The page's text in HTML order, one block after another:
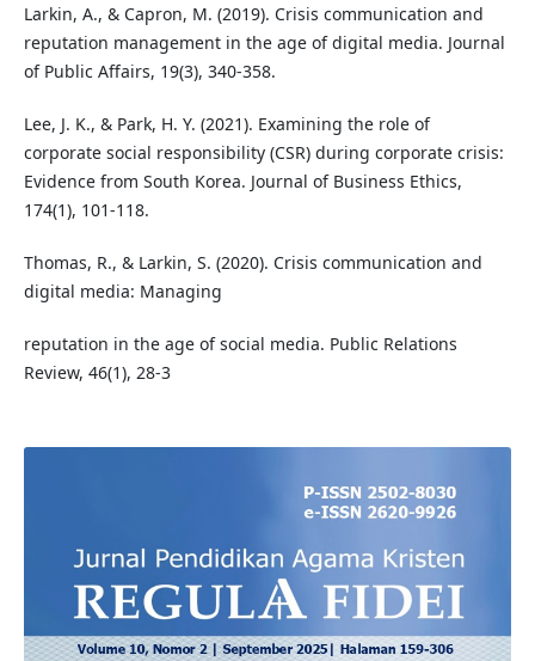
Larkin, A., & Capron, M. (2019). Crisis communication and
reputation management in the age of digital media. Journal
of Public Affairs, 19(3), 340-358.
Lee, J. K., & Park, H. Y. (2021). Examining the role of
corporate social responsibility (CSR) during corporate crisis:
Evidence from South Korea. Journal of Business Ethics,
174(1), 101-118.
Thomas, R., & Larkin, S. (2020). Crisis communication and
digital media: Managing
reputation in the age of social media. Public Relations
Review, 46(1), 28-3